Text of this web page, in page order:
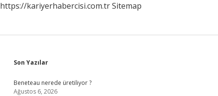
https://kariyerhabercisi.com.trSitemap
Sidebar
Son Yazılar
Beneteau nerede üretiliyor ?
Ağustos 6, 2026